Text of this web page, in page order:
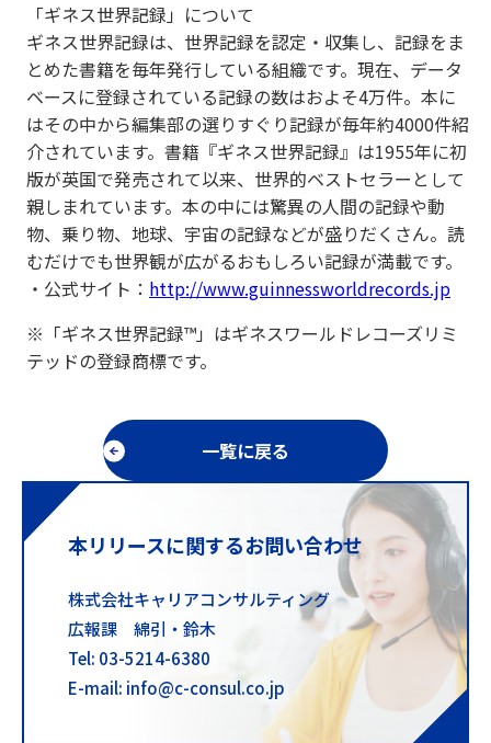
「ギネス世界記録」について
ギネス世界記録は、世界記録を認定・収集し、記録をま
とめた書籍を毎年発行している組織です。現在、データ
ベースに登録されている記録の数はおよそ4万件。本に
はその中から編集部の選りすぐり記録が毎年約4000件紹
介されています。書籍『ギネス世界記録』は1955年に初
版が英国で発売されて以来、世界的ベストセラーとして
親しまれています。本の中には驚異の人間の記録や動
物、乗り物、地球、宇宙の記録などが盛りだくさん。読
むだけでも世界観が広がるおもしろい記録が満載です。
・公式サイト： http://www.guinnessworldrecords.jp
※「ギネス世界記録™」はギネスワールドレコーズリミ
テッドの登録商標です。
一覧に戻る
本リリースに関するお問い合わせ
株式会社キャリアコンサルティング
広報課 綿引・鈴木
Tel: 03-5214-6380
E-mail: info@c-consul.co.jp